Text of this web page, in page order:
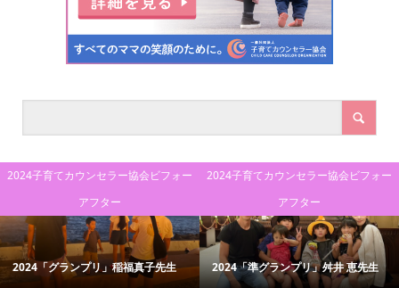
2024子育てカウンセラー協会ビフォー
アフター
2024「グランプリ」稲福真子先生
2024子育てカウンセラー協会ビフォー
アフター
2024「準グランプリ」舛井 恵先生